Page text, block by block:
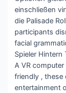
einschließen
die Palisade
participants
facial
Spieler
A VR
friendly , these
entertainment